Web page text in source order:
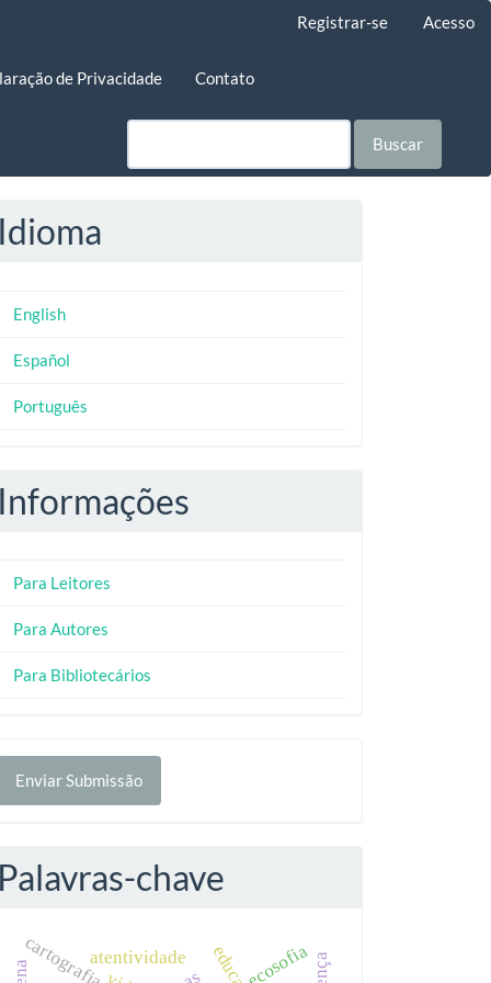
Registrar-se Acesso
de Privacidade Contato
Buscar
Idioma
English
Español
Português
Informações
Para Leitores
Para Autores
Para Bibliotecários
Enviar Submissão
Palavras-chave
ecosofia
cartografiaatentividade